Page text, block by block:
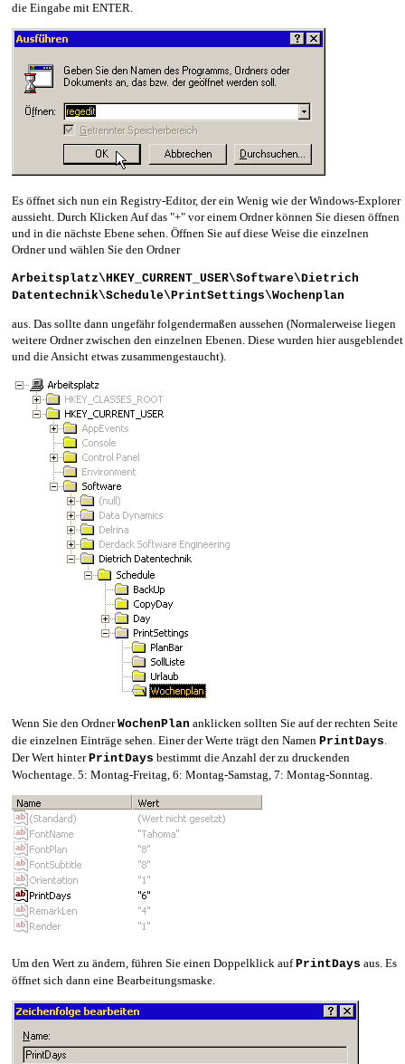
die Eingabe mit ENTER.
Es öffnet sich nun ein Registry-Editor, der ein Wenig wie der Windows-Explorer
aussieht. Durch Klicken Auf das "+" vor einem Ordner können Sie diesen öffnen
und in die nächste Ebene sehen. Öffnen Sie auf diese Weise die einzelnen
Ordner und wählen Sie den Ordner
Arbeitsplatz\HKEY_CURRENT_USER\Software\Dietrich
Datentechnik\Schedule\PrintSettings\Wochenplan
aus. Das sollte dann ungefähr folgendermaßen aussehen (Normalerweise liegen
weitere Ordner zwischen den einzelnen Ebenen. Diese wurden hier ausgeblendet
und die Ansicht etwas zusammengestaucht).
Wenn Sie den OrdnerWochenPlan anklicken sollten Sie auf der rechten Seite
die einzelnen Einträge sehen. Einer der Werte trägt den NamenPrintDays
Der Wert hinterPrintDays bestimmt die Anzahl der zu druckenden
Wochentage. 5: Montag-Freitag, 6: Montag-Samstag, 7: Montag-Sonntag.
Um den Wert zu ändern, führen Sie einen Doppelklick aufPrintDays aus. Es
öffnet sich dann eine Bearbeitungsmaske.